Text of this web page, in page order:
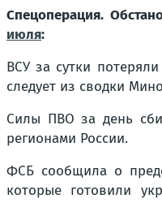
Спецоперация.
июля:
ВСУ за сутки
следует из сводки
Силы ПВО за день
регионами России.
ФСБ сообщила о
которые готовили